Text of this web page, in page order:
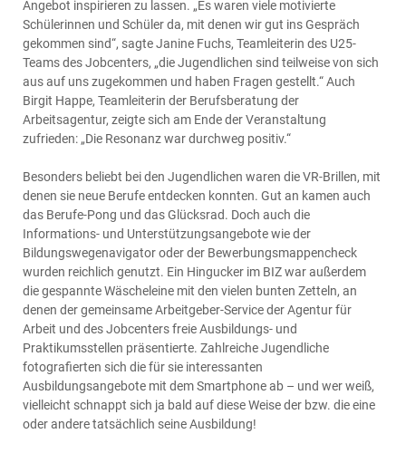
Angebot inspirieren zu lassen. „Es waren viele motivierte
Schülerinnen und Schüler da, mit denen wir gut ins Gespräch
gekommen sind“, sagte Janine Fuchs, Teamleiterin des U25-
Teams des Jobcenters, „die Jugendlichen sind teilweise von sich
aus auf uns zugekommen und haben Fragen gestellt.“ Auch
Birgit Happe, Teamleiterin der Berufsberatung der
Arbeitsagentur, zeigte sich am Ende der Veranstaltung
zufrieden: „Die Resonanz war durchweg positiv.“
Besonders beliebt bei den Jugendlichen waren die VR-Brillen, mit
denen sie neue Berufe entdecken konnten. Gut an kamen auch
das Berufe-Pong und das Glücksrad. Doch auch die
Informations- und Unterstützungsangebote wie der
Bildungswegenavigator oder der Bewerbungsmappencheck
wurden reichlich genutzt. Ein Hingucker im BIZ war außerdem
die gespannte Wäscheleine mit den vielen bunten Zetteln, an
denen der gemeinsame Arbeitgeber-Service der Agentur für
Arbeit und des Jobcenters freie Ausbildungs- und
Praktikumsstellen präsentierte. Zahlreiche Jugendliche
fotografierten sich die für sie interessanten
Ausbildungsangebote mit dem Smartphone ab – und wer weiß,
vielleicht schnappt sich ja bald auf diese Weise der bzw. die eine
oder andere tatsächlich seine Ausbildung!